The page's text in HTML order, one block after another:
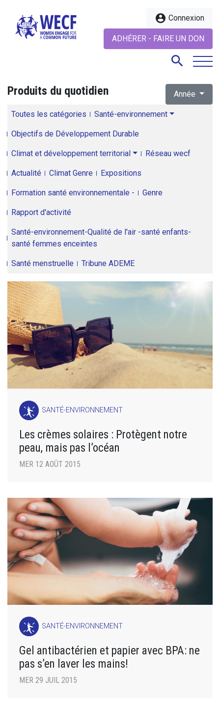
account_circle Connexion
ADHÉRER - FAIRE UN DON
search
Produits du quotidien Année
Toutes les catégories Santé-environnement
Objectifs de Développement Durable
Climat et développement territorial Réseau wecf
Actualité Climat Genre Expositions
Formation santé environnementale - Genre
Rapport d'activité
Santé-environnement-Qualité de l'air -santé enfants-
santé femmes enceintes
Santé menstruelle Tribune ADEME
SANTÉ-ENVIRONNEMENT
Les crèmes solaires : Protègent notre
peau, mais pas l’océan
MER 12 AOÛT 2015
SANTÉ-ENVIRONNEMENT
Gel antibactérien et papier avec BPA: ne
pas s’en laver les mains!
MER 29 JUIL 2015